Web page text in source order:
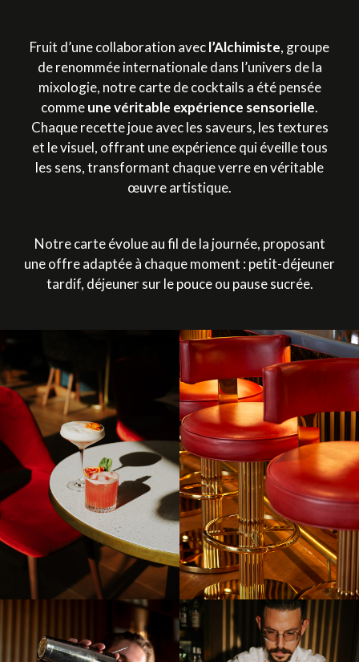
Fruit d’une collaboration avecl’Alchimiste, groupe
de renommée internationale dans l’univers de la
mixologie, notre carte de cocktails a été pensée
commeune véritable expérience sensorielle.
Chaque recette joue avec les saveurs, les textures
et le visuel, offrant une expérience qui éveille tous
les sens, transformant chaque verre en véritable
œuvre artistique.
Notre carte évolue au fil de la journée, proposant
une offre adaptée à chaque moment : petit-déjeuner
tardif, déjeuner sur le pouce ou pause sucrée.